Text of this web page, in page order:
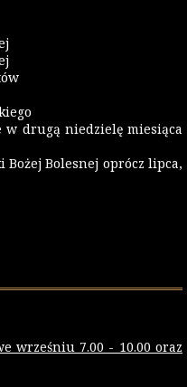
drugą niedzielę miesiąca
Bolesnej oprócz lipca,
wrześniu 7.00 - 10.00 oraz